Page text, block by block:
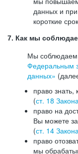
данных и
короткие
7. Как мы
Мы соблюдаем
Федеральным
данных»
право
(ст. 18
право на
Вы можете
(ст. 14
право
мы